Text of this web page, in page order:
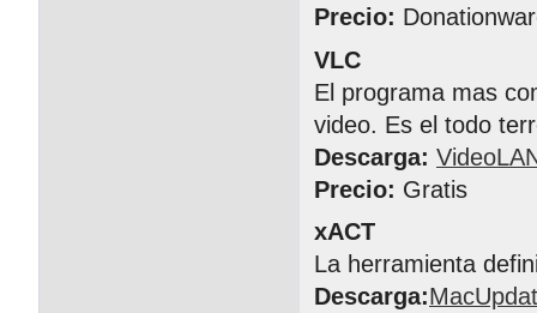
Precio:
VLC
El programa mas
video. Es el todo
Descarga:
Precio: Gratis
xACT
La herramienta
Descarga: